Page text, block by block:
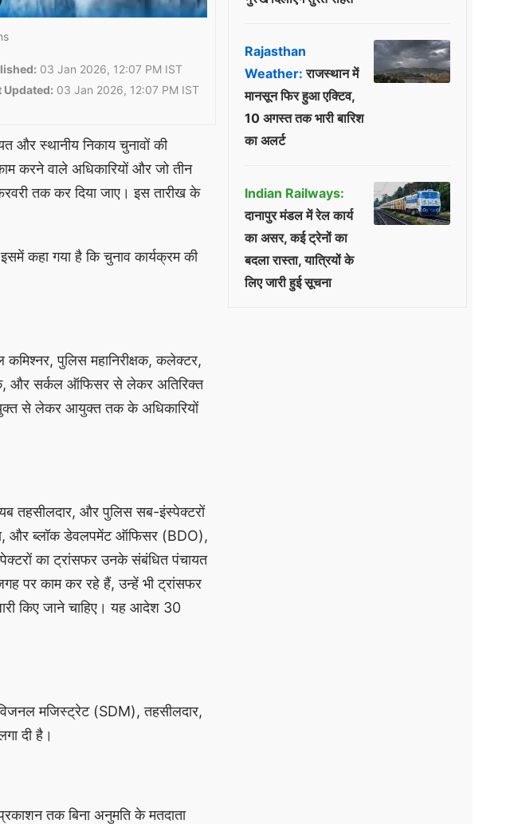
03 Jan 2026, 12:07 PM IST
Updated: 03 Jan 2026, 12:07 PM IST
और स्थानीय निकाय चुनावों की
करने वाले अधिकारियों और जो तीन
तक कर दिया जाए। इस तारीख के
कहा गया है कि चुनाव कार्यक्रम की
पुलिस महानिरीक्षक, कलेक्टर,
और सर्कल ऑफिसर से लेकर अतिरिक्त
से लेकर आयुक्त तक के अधिकारियों
तहसीलदार, और पुलिस सब-इंस्पेक्टरों
और ब्लॉक डेवलपमेंट ऑफिसर (BDO),
का ट्रांसफर उनके संबंधित पंचायत
पर काम कर रहे हैं, उन्हें भी ट्रांसफर
किए जाने चाहिए। यह आदेश 30
मजिस्ट्रेट (SDM), तहसीलदार,
दी है।
तक बिना अनुमति के मतदाता
Rajasthan
Weather: राजस्थान में
मानसून फिर हुआ एक्टिव,
10 अगस्त तक भारी बारिश
का अलर्ट
Indian Railways:
दानापुर मंडल में रेल कार्य
का असर, कई ट्रेनों का
बदला रास्ता, यात्रियों के
लिए जारी हुई सूचना